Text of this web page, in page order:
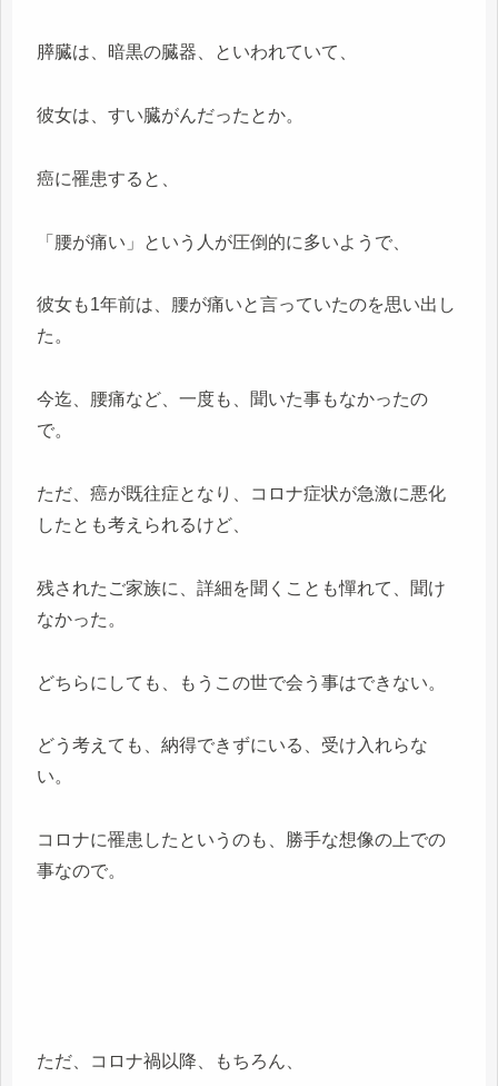
膵臓は、暗黒の臓器、といわれていて、
彼女は、すい臓がんだったとか。
癌に罹患すると、
「腰が痛い」という人が圧倒的に多いようで、
彼女も1年前は、腰が痛いと言っていたのを思い出し
た。
今迄、腰痛など、一度も、聞いた事もなかったの
で。
ただ、癌が既往症となり、コロナ症状が急激に悪化
したとも考えられるけど、
残されたご家族に、詳細を聞くことも憚れて、聞け
なかった。
どちらにしても、もうこの世で会う事はできない。
どう考えても、納得できずにいる、受け入れらな
い。
コロナに罹患したというのも、勝手な想像の上での
事なので。
ただ、コロナ禍以降、もちろん、